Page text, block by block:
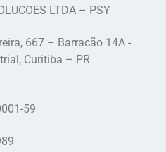
LTDA – PSY
667 – Barracão 14A -
Curitiba – PR
59